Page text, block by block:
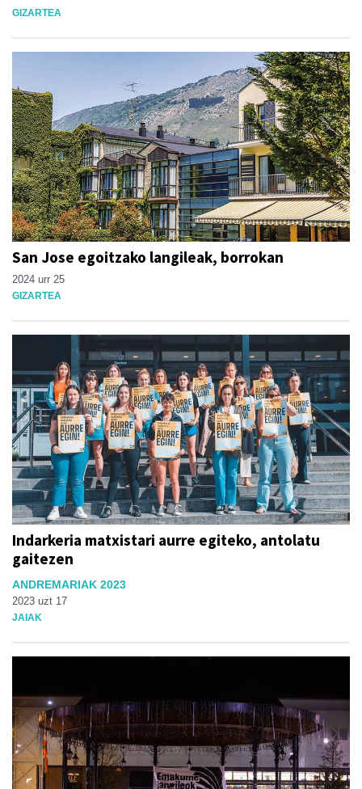
GIZARTEA
San Jose egoitzako langileak, borrokan
2024 urr 25
GIZARTEA
Indarkeria matxistari aurre egiteko, antolatu
gaitezen
ANDREMARIAK 2023
2023 uzt 17
JAIAK